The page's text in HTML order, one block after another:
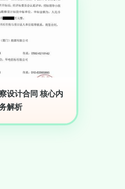
设计合同 核心内
解析